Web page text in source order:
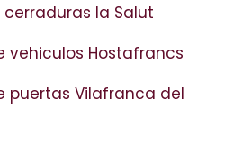
la Salut
vehiculos Hostafrancs
puertas Vilafranca del